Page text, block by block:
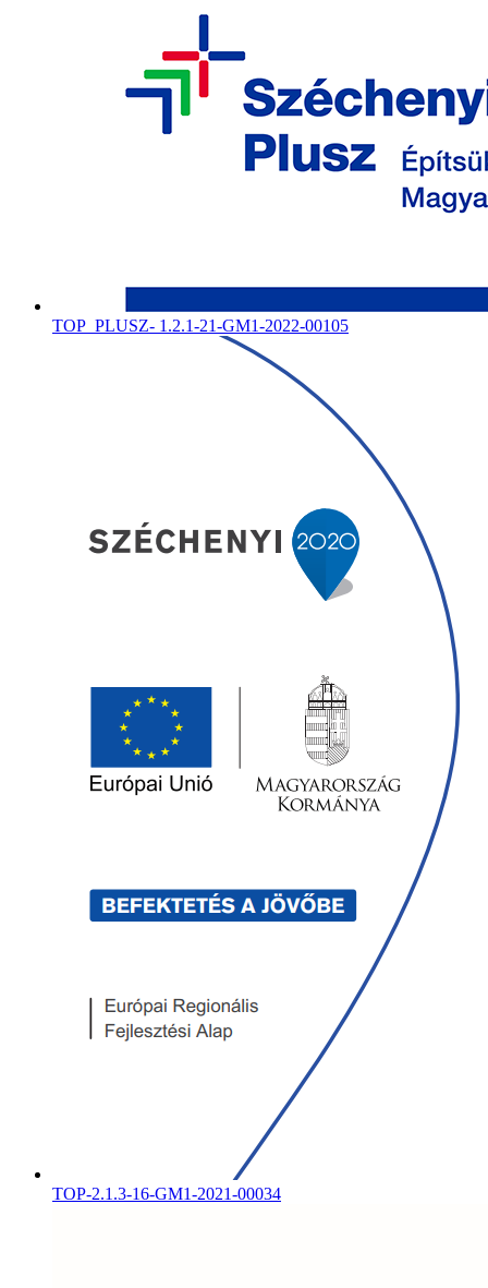
TOP_PLUSZ- 1.2.1-21-GM1-2022-00105
TOP-2.1.3-16-GM1-2021-00034